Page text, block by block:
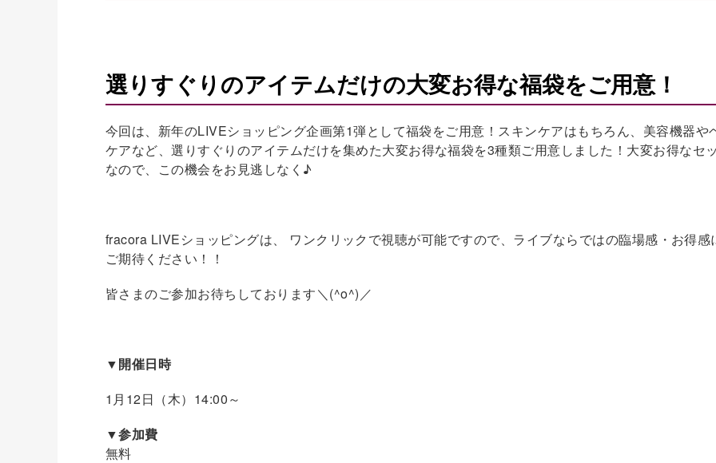
選りすぐりのアイテムだけの大変お得な福袋をご用意！
今回は、新年のLIVEショッピング企画第1弾として福袋をご用意！スキンケアはもちろん、美容機器や
ケアなど、選りすぐりのアイテムだけを集めた大変お得な福袋を3種類ご用意しました！大変お得なセ
なので、この機会をお見逃しなく♪
fracora LIVEショッピングは、 ワンクリックで視聴が可能ですので、ライブならではの臨場感・お得感
ご期待ください！！
皆さまのご参加お待ちしております＼(^o^)／
▼開催日時
1月12日（木）14:00～
▼参加費
無料